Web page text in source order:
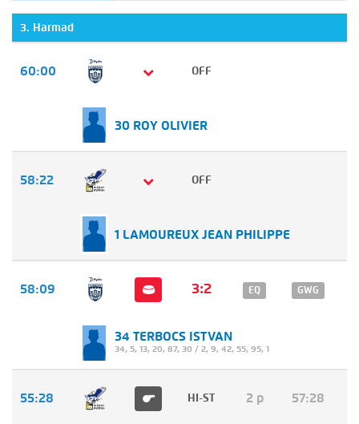
3. Harmad
60:00 OFF
30 ROY OLIVIER
58:22 OFF
1 LAMOUREUX JEAN PHILIPPE
58:09 3:2 EQ GWG
34 TERBOCS ISTVAN
34, 5, 13, 20, 87, 30 / 2, 9, 42, 55, 95, 1
55:28 HI-ST 2 p 57:28